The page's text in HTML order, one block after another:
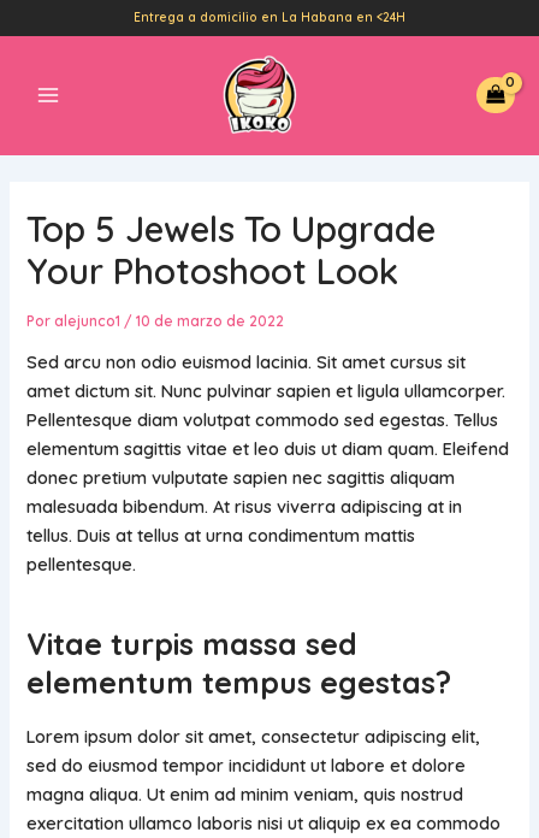
al
Entrega a domicilio en La Habana en <24H
Menu
Top 5 Jewels To Upgrade
Your Photoshoot Look
Poralejunco1 /10 de marzo de 2022
Sed arcu non odio euismod lacinia. Sit amet cursus sit
amet dictum sit. Nunc pulvinar sapien et ligula ullamcorper.
Pellentesque diam volutpat commodo sed egestas. Tellus
elementum sagittis vitae et leo duis ut diam quam. Eleifend
donec pretium vulputate sapien nec sagittis aliquam
malesuada bibendum. At risus viverra adipiscing at in
tellus. Duis at tellus at urna condimentum mattis
pellentesque.
Vitae turpis massa sed
elementum tempus egestas?
Lorem ipsum dolor sit amet, consectetur adipiscing elit,
sed do eiusmod tempor incididunt ut labore et dolore
magna aliqua. Ut enim ad minim veniam, quis nostrud
exercitation ullamco laboris nisi ut aliquip ex ea commodo
de